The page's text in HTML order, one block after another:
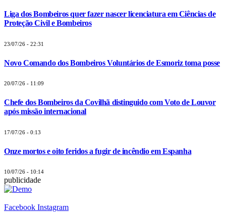
Liga dos Bombeiros quer fazer nascer licenciatura em Ciências de
Proteção Civil e Bombeiros
23/07/26 - 22:31
Novo Comando dos Bombeiros Voluntários de Esmoriz toma posse
20/07/26 - 11:09
Chefe dos Bombeiros da Covilhã distinguido com Voto de Louvor
após missão internacional
17/07/26 - 0:13
Onze mortos e oito feridos a fugir de incêndio em Espanha
10/07/26 - 10:14
publicidade
Facebook Instagram